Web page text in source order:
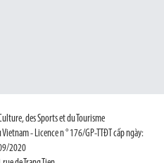
des Sports et du Tourisme
- Licence n ° 176/GP-TTĐT cấp ngày:
2020